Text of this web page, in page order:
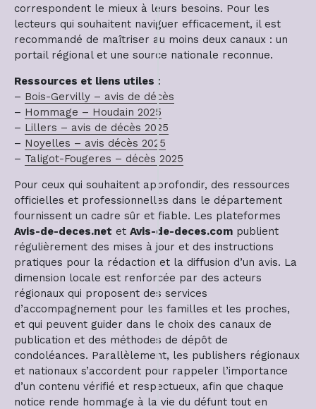
correspondent le mieux à leurs besoins. Pour les
lecteurs qui souhaitent naviguer efficacement, il est
recommandé de maîtriser au moins deux canaux : un
portail régional et une source nationale reconnue.
Ressources et liens utiles :
– Bois-Gervilly – avis de décès
– Hommage – Houdain 2025
– Lillers – avis de décès 2025
– Noyelles – avis décès 2025
– Taligot-Fougeres – décès 2025
Pour ceux qui souhaitent approfondir, des ressources
officielles et professionnelles dans le département
fournissent un cadre sûr et fiable. Les plateformes
Avis-de-deces.net et Avis-de-deces.com publient
régulièrement des mises à jour et des instructions
pratiques pour la rédaction et la diffusion d’un avis. La
dimension locale est renforcée par des acteurs
régionaux qui proposent des services
d’accompagnement pour les familles et les proches,
et qui peuvent guider dans le choix des canaux de
publication et des méthodes de dépôt de
condoléances. Parallèlement, les publishers régionaux
et nationaux s’accordent pour rappeler l’importance
d’un contenu vérifié et respectueux, afin que chaque
notice rende hommage à la vie du défunt tout en